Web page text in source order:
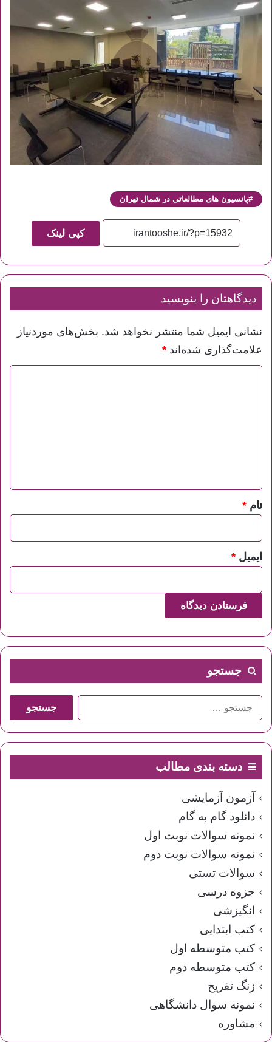
پانسیون های مطالعاتی در شمال تهران
کپی لینک
دیدگاهتان را بنویسید
نشانی ایمیل شما منتشر نخواهد شد. بخش‌های موردنیاز
علامت‌گذاری شده‌اند *
نام *
ایمیل *
جستجو
جستجو
برای:
دسته بندی مطالب
آزمون آزمایشی
دانلود گام به گام
نمونه سوالات نوبت اول
نمونه سوالات نوبت دوم
سوالات تستی
جزوه درسی
انگیزشی
کتب ابتدایی
کتب متوسطه اول
کتب متوسطه دوم
زنگ تفریح
نمونه سوال دانشگاهی
مشاوره